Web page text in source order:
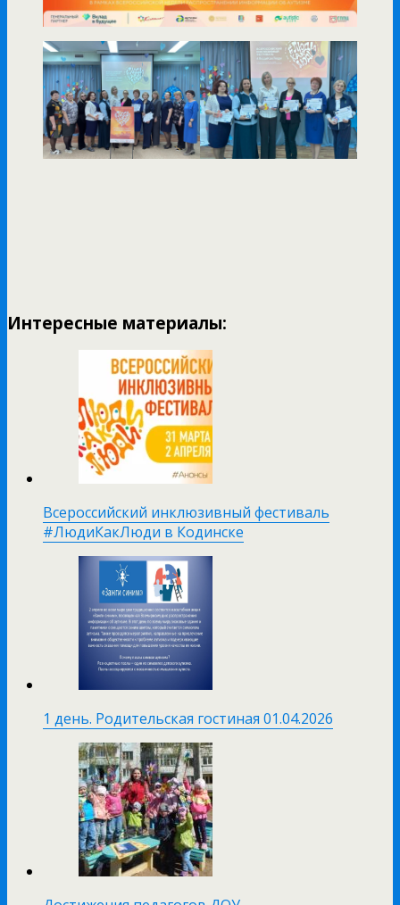
Интересные материалы:
Всероссийский инклюзивный фестиваль
#ЛюдиКакЛюди в Кодинске
1 день. Родительская гостиная 01.04.2026